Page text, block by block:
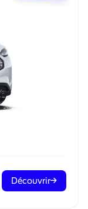
Découvrir